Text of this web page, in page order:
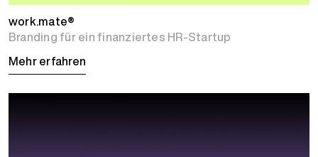
work.mate®
Branding für ein finanziertes HR-Startup
Mehr erfahren